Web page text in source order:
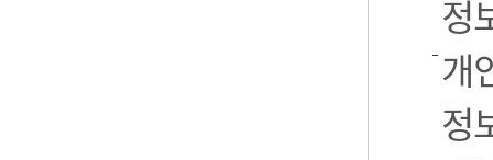
정
개
정